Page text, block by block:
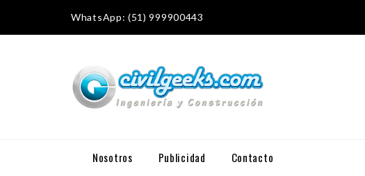
WhatsApp: (51) 999900443
Nosotros Publicidad Contacto